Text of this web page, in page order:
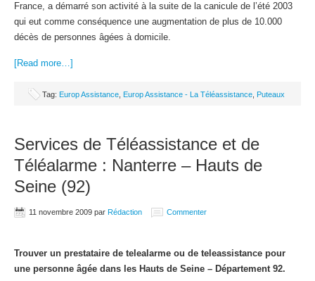
France, a démarré son activité à la suite de la canicule de l’été 2003
qui eut comme conséquence une augmentation de plus de 10.000
décès de personnes âgées à domicile.
[Read more…]
Tag: Europ Assistance Europ Assistance - La Téléassistance Puteaux
Services de Téléassistance et de
Téléalarme : Nanterre – Hauts de
Seine (92)
11 novembre 2009 par Rédaction Commenter
Trouver un prestataire de telealarme ou de teleassistance pour
une personne âgée dans les Hauts de Seine – Département 92.